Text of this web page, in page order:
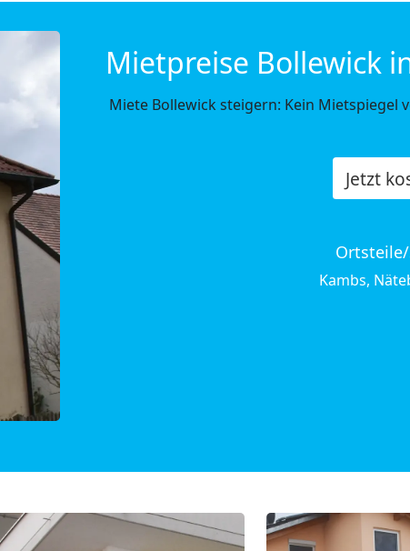
Mietpreise Bollewick
Miete Bollewick steigern: Kein Mietspiegel
Jetzt
Kambs,